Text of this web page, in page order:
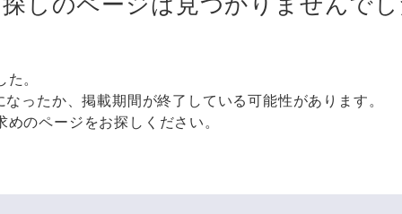
。
ったか、掲載期間が終了している可能性があります。
めのページをお探しください。